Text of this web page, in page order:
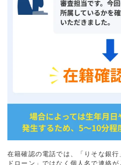
在籍確認の電話では、「りそな銀
ドローン」ではなく個人名で連絡が